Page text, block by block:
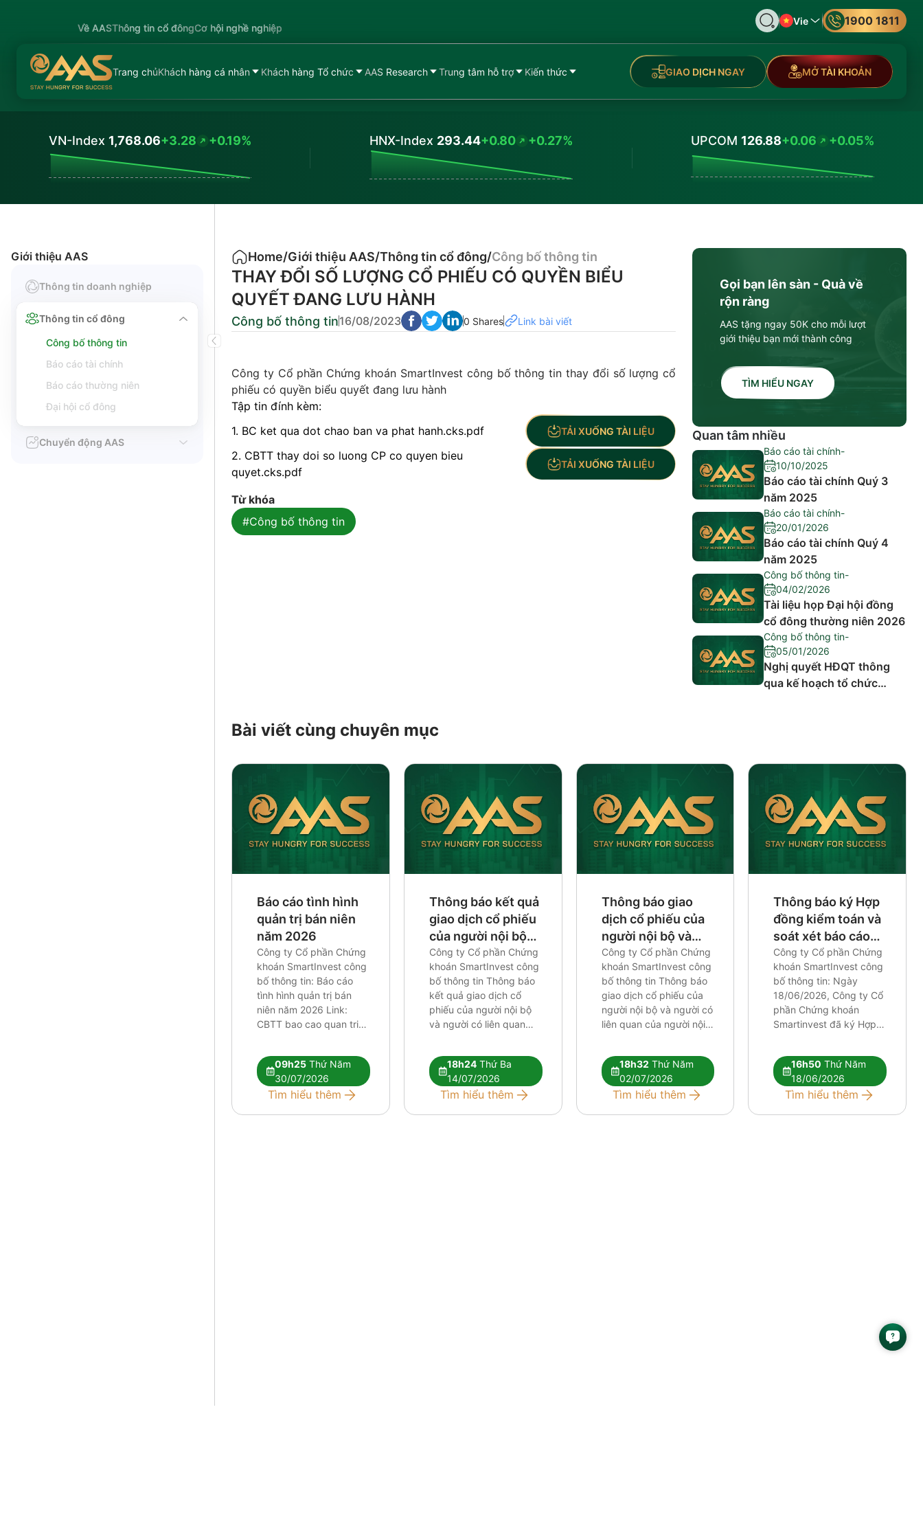
Về AASThông tin cổ đôngCơ hội nghề nghiệp
Vie 1900 1811
Trang chủKhách hàng cá nhân Khách hàng Tổ chức AAS Research Trung tâm hỗ trợ Kiến thức GIAO DỊCH NGAY MỞ TÀI KHOẢN
VN-Index 1,768.06+3.28 +0.19% HNX-Index 293.44+0.80 +0.27% UPCOM 126.88+0.06 +0.05%
Giới thiệu AAS
Thông tin doanh nghiệp
Thông tin cổ đông
Công bố thông tin
Báo cáo tài chính
Báo cáo thường niên
Đại hội cổ đông
Chuyển động AAS
Home/Giới thiệu AAS/Thông tin cổ đông/Công bố thông tin
THAY ĐỔI SỐ LƯỢNG CỔ PHIẾU CÓ QUYỀN BIỂU
QUYẾT ĐANG LƯU HÀNH
Công bố thông tin16/08/2023 0 Shares Link bài viết
Công ty Cổ phần Chứng khoán SmartInvest công bố thông tin thay đổi số lượng cổ
phiếu có quyền biểu quyết đang lưu hành
Tập tin đính kèm:
1. BC ket qua dot chao ban va phat hanh.cks.pdf
TẢI XUỐNG TÀI LIỆU
2. CBTT thay doi so luong CP co quyen bieu
quyet.cks.pdf
TẢI XUỐNG TÀI LIỆU
Từ khóa
#Công bố thông tin
Gọi bạn lên sàn - Quà về
rộn ràng
AAS tặng ngay 50K cho mỗi lượt
giới thiệu bạn mới thành công
TÌM HIỂU NGAY
Quan tâm nhiều
Báo cáo tài chính-
10/10/2025
Báo cáo tài chính Quý 3
năm 2025
Báo cáo tài chính-
20/01/2026
Báo cáo tài chính Quý 4
năm 2025
Công bố thông tin-
04/02/2026
Tài liệu họp Đại hội đồng
cổ đông thường niên 2026
Công bố thông tin-
05/01/2026
Nghị quyết HĐQT thông
qua kế hoạch tổ chức
Bài viết cùng chuyên mục
Báo cáo tình hình
quản trị bán niên
năm 2026
Công ty Cổ phần Chứng
khoán SmartInvest công
bố thông tin: Báo cáo
tình hình quản trị bán
niên năm 2026 Link:
CBTT bao cao quan tri
09h25 Thứ Năm
30/07/2026
Tìm hiểu thêm
Thông báo kết quả
giao dịch cổ phiếu
của người nội bộ
và người có liên
quan của người nội
bộ
Công ty Cổ phần Chứng
khoán SmartInvest công
bố thông tin Thông báo
kết quả giao dịch cổ
phiếu của người nội bộ
và người có liên quan
bat thuong Thong bao
ket qua thuc hien giao
dich_CBTT
18h24Thứ Ba
14/07/2026
Tìm hiểu thêm
Thông báo giao
dịch cổ phiếu của
người nội bộ và
người có liên quan
của người nội bộ
Công ty Cổ phần Chứng
khoán SmartInvest công
bố thông tin Thông báo
giao dịch cổ phiếu của
người nội bộ và người có
liên quan của người nội
Thong bao truoc giao
dich ban
18h32 Thứ Năm
02/07/2026
Tìm hiểu thêm
Thông báo ký Hợp
đồng kiểm toán và
soát xét báo cáo
tài chính, báo cáo
tỷ lệ an toàn tài
chính
Công ty Cổ phần Chứng
khoán SmartInvest công
bố thông tin: Ngày
18/06/2026, Công ty Cổ
phần Chứng khoán
Smartinvest đã ký Hợp
báo cáo tỷ lệ an toàn tài
chính với Công ty TNHH
Kiểm toán và định giá
16h50 Thứ Năm
18/06/2026
Tìm hiểu thêm